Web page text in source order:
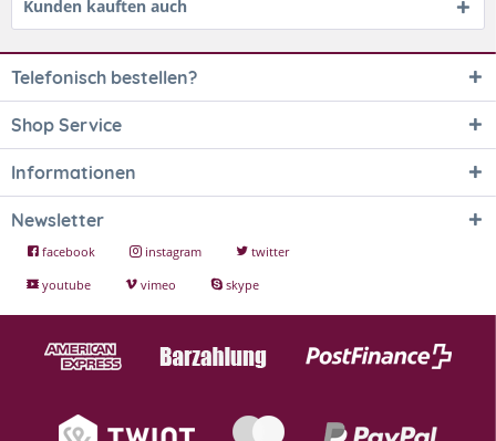
Kunden kauften auch
Telefonisch bestellen?
Shop Service
Informationen
Newsletter
facebook instagram
twitter
youtube
vimeo skype